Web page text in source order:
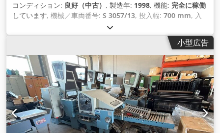
コンディション: 良好（中古） , 製造年: 1998, 機能: 完全に稼働
しています, 機械／車両番号: S 3057/13, 投入幅: 700 mm, 入
700 mm
キュメント / マニュアル,
小型広告